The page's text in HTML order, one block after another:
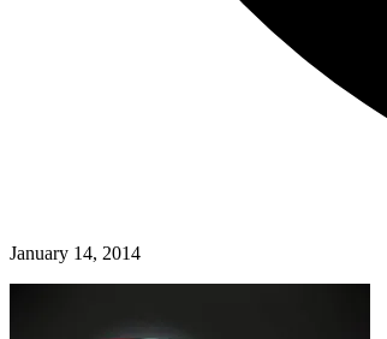
January 14, 2014